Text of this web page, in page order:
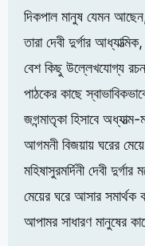
দিকপাল মানুষ যেমন
তারা দেবী দুর্গার
বেশ কিছু উল্লেখযোগ্য
পাঠকের কাছে
জগন্মাতৃকা হিসাবে অধ্যাত্ম-
আগমনী বিজয়ায় ঘরের
মহিষাসুরমর্দিনী দেবী
মেয়ের ঘরে আসার সমার্থক
আপামর সাধারণ মানুষের